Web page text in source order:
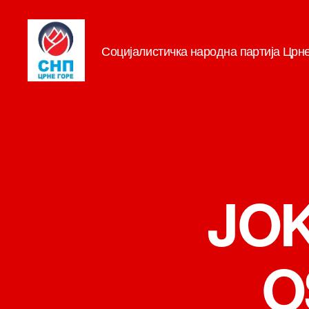
Социјалистичка народна партија